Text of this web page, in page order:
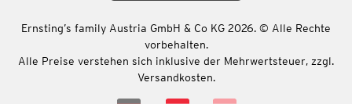
Ernsting’s family Austria GmbH & Co KG 2026. © Alle Rechte
vorbehalten.
Alle Preise verstehen sich inklusive der Mehrwertsteuer, zzgl.
Versandkosten.